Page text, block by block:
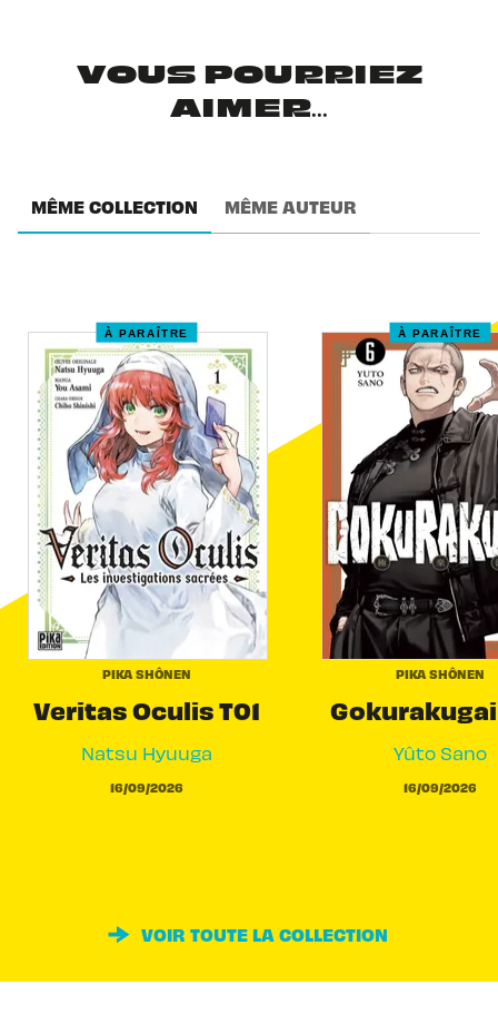
VOUS POURRIEZ
AIMER...
MÊME COLLECTION MÊME AUTEUR
À PARAÎTRE
PIKA SHÔNEN
Veritas Oculis T01
Natsu Hyuuga
16/09/2026
À PARAÎTRE
PIKA SHÔNEN
Yûto Sano
16/09/2026
VOIR TOUTE LA COLLECTION